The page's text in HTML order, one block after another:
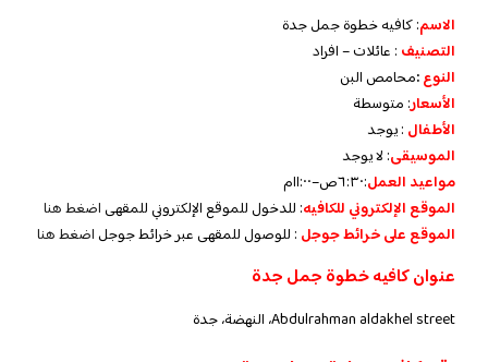
الاسم: كافيه خطوة جمل جدة
التصنيف : عائلات – افراد
النوع:محامص البن
الأسعار: متوسطة
الأطفال :يوجد
الموسيقى: لا يوجد
مواعيد العمل:٦:٣٠ص–١١:٠٠م
الموقع الإلكتروني للكافيه: للدخول للموقع الإلكتروني للمقهىاضغط هنا
الموقع على خرائط جوجل : للوصول للمقهى عبر خرائط جوجل اضغط هنا
عنوان كافيه خطوة جمل جدة
Abdulrahman aldakhel street، النهضة، جدة